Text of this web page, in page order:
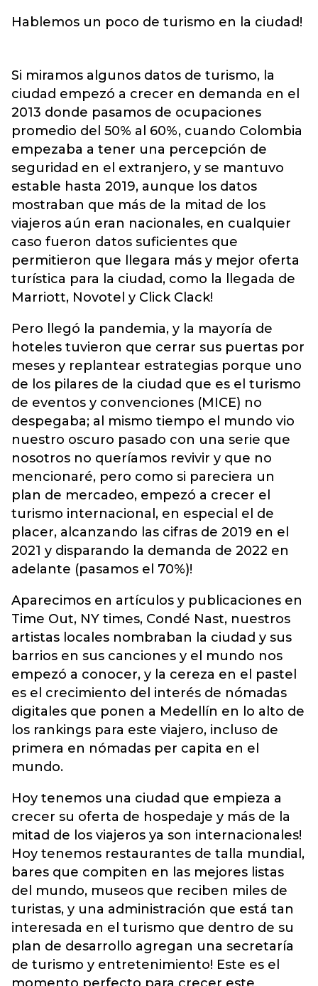
Hablemos un poco de turismo en la ciudad!
Si miramos algunos datos de turismo, la
ciudad empezó a crecer en demanda en el
2013 donde pasamos de ocupaciones
promedio del 50% al 60%, cuando Colombia
empezaba a tener una percepción de
seguridad en el extranjero, y se mantuvo
estable hasta 2019, aunque los datos
mostraban que más de la mitad de los
viajeros aún eran nacionales, en cualquier
caso fueron datos suficientes que
permitieron que llegara más y mejor oferta
turística para la ciudad, como la llegada de
Marriott, Novotel y Click Clack!
Pero llegó la pandemia, y la mayoría de
hoteles tuvieron que cerrar sus puertas por
meses y replantear estrategias porque uno
de los pilares de la ciudad que es el turismo
de eventos y convenciones (MICE) no
despegaba; al mismo tiempo el mundo vio
nuestro oscuro pasado con una serie que
nosotros no queríamos revivir y que no
mencionaré, pero como si pareciera un
plan de mercadeo, empezó a crecer el
turismo internacional, en especial el de
placer, alcanzando las cifras de 2019 en el
2021 y disparando la demanda de 2022 en
adelante (pasamos el 70%)!
Aparecimos en artículos y publicaciones en
Time Out, NY times, Condé Nast, nuestros
artistas locales nombraban la ciudad y sus
barrios en sus canciones y el mundo nos
empezó a conocer, y la cereza en el pastel
es el crecimiento del interés de nómadas
digitales que ponen a Medellín en lo alto de
los rankings para este viajero, incluso de
primera en nómadas per capita en el
mundo.
Hoy tenemos una ciudad que empieza a
crecer su oferta de hospedaje y más de la
mitad de los viajeros ya son internacionales!
Hoy tenemos restaurantes de talla mundial,
bares que compiten en las mejores listas
del mundo, museos que reciben miles de
turistas, y una administración que está tan
interesada en el turismo que dentro de su
plan de desarrollo agregan una secretaría
de turismo y entretenimiento! Este es el